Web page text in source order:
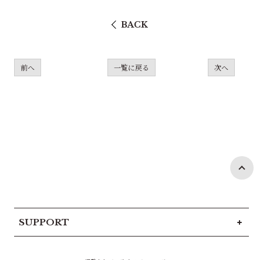
BACK
前へ 一覧に戻る 次へ
SUPPORT